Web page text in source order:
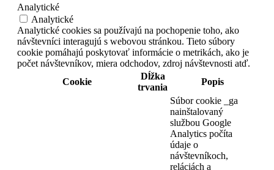
Analytické
Analytické
Analytické cookies sa používajú na pochopenie toho, ako
návštevníci interagujú s webovou stránkou. Tieto súbory
cookie pomáhajú poskytovať informácie o metrikách, ako je
počet návštevníkov, miera odchodov, zdroj návštevnosti atď.
Cookie
Dĺžka
trvania
Popis
Súbor cookie _ga
nainštalovaný
službou Google
Analytics počíta
údaje o
návštevníkoch,
reláciách a